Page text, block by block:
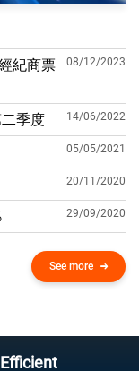
紀商票
08/12/2023
季度 14/06/2022
05/05/2021
20/11/2020
29/09/2020
See more